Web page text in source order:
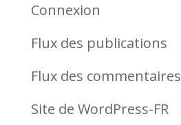
Connexion
Flux des publications
Flux des commentaires
Site de WordPress-FR